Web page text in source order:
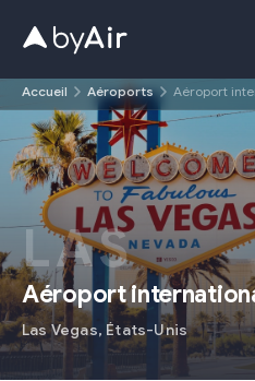
Accueil Aéroports Aéroport
LAS
Aéroport
Las Vegas, États-Unis